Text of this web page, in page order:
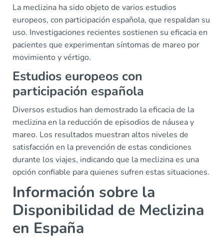
La meclizina ha sido objeto de varios estudios
europeos, con participación española, que respaldan su
uso. Investigaciones recientes sostienen su eficacia en
pacientes que experimentan síntomas de mareo por
movimiento y vértigo.
Estudios europeos con
participación española
Diversos estudios han demostrado la eficacia de la
meclizina en la reducción de episodios de náusea y
mareo. Los resultados muestran altos niveles de
satisfacción en la prevención de estas condiciones
durante los viajes, indicando que la meclizina es una
opción confiable para quienes sufren estas situaciones.
Información sobre la
Disponibilidad de Meclizina
en España